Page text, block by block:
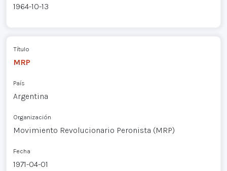
1964-10-13
Título
MRP
País
Argentina
Organización
Movimiento Revolucionario Peronista (MRP)
Fecha
1971-04-01